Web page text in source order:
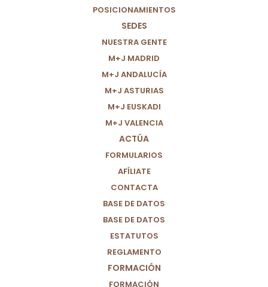
POSICIONAMIENTOS
SEDES
NUESTRA GENTE
M+J MADRID
M+J ANDALUCÍA
M+J ASTURIAS
M+J EUSKADI
M+J VALENCIA
ACTÚA
FORMULARIOS
AFÍLIATE
CONTACTA
BASE DE DATOS
BASE DE DATOS
ESTATUTOS
REGLAMENTO
FORMACIÓN
FORMACIÓN
Derechos Humanos